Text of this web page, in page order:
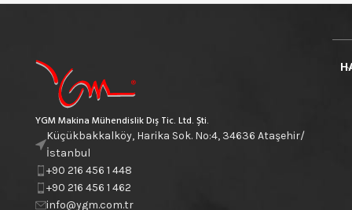
YGM Makina Mühendislik Dış Tic. Ltd. Şti.
Küçükbakkalköy, Harika Sok. No:4, 34636 Ataşehir/
İstanbul
+90 216 456 1 448
+90 216 456 1 462
info@ygm.com.tr